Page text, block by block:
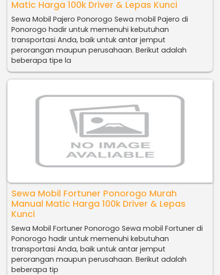
Matic Harga 100k Driver & Lepas Kunci
Sewa Mobil Pajero Ponorogo Sewa mobil Pajero di
Ponorogo hadir untuk memenuhi kebutuhan
transportasi Anda, baik untuk antar jemput
perorangan maupun perusahaan. Berikut adalah
beberapa tipe la
Sewa Mobil Fortuner Ponorogo Murah
Manual Matic Harga 100k Driver & Lepas
Kunci
Sewa Mobil Fortuner Ponorogo Sewa mobil Fortuner di
Ponorogo hadir untuk memenuhi kebutuhan
transportasi Anda, baik untuk antar jemput
perorangan maupun perusahaan. Berikut adalah
beberapa tip